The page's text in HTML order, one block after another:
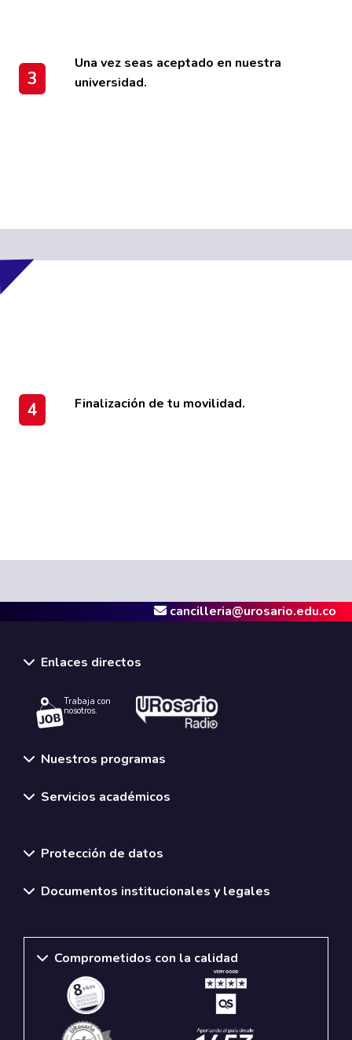
3
Una vez seas aceptado en nuestra
universidad.
4 Finalización de tu movilidad.
cancilleria@urosario.edu.co
Enlaces directos
Trabaja con
nosotros.
Nuestros programas
Servicios académicos
Protección de datos
Documentos institucionales y legales
Comprometidos con la calidad